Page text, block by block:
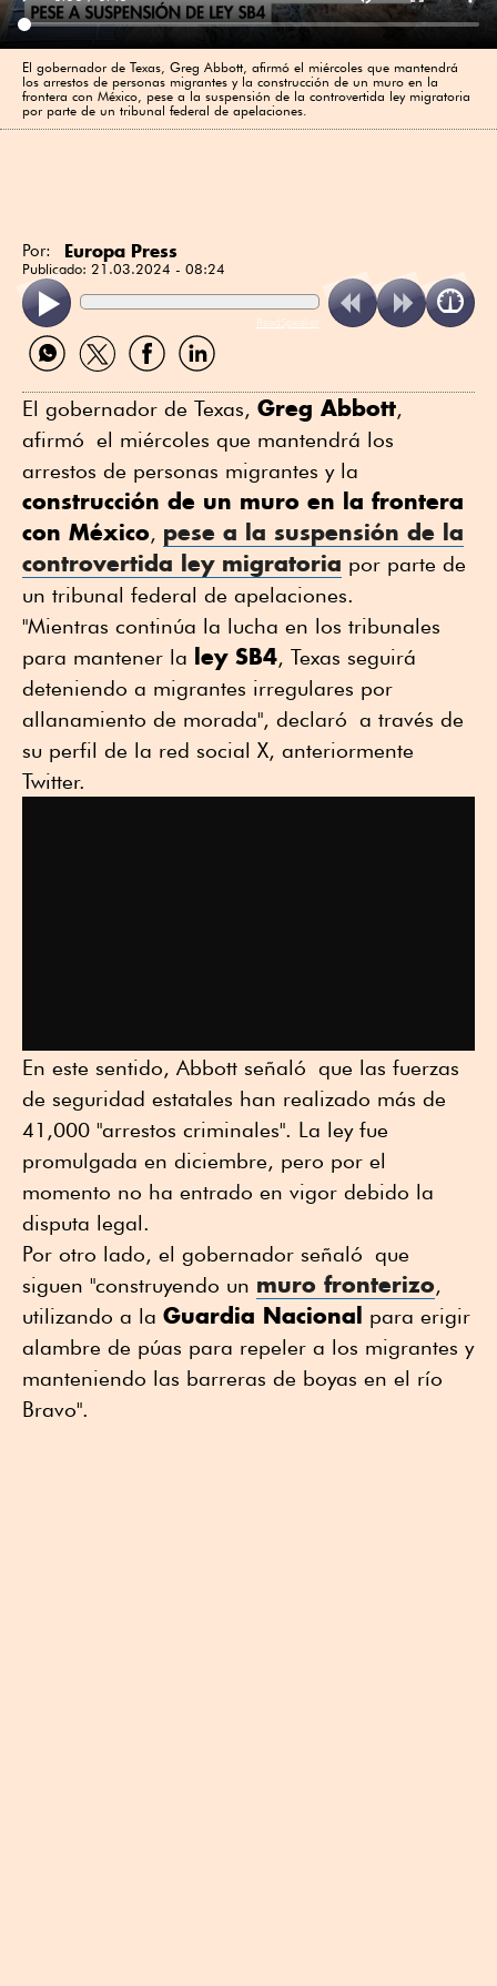
El gobernador de Texas, Greg Abbott, afirmó el miércoles que mantendrá
los arrestos de personas migrantes y la construcción de un muro en la
frontera con México, pese a la suspensión de la controvertida ley migratoria
por parte de un tribunal federal de apelaciones.
Por: Europa Press
Publicado: 21.03.2024 - 08:24
ReadSpeaker
Compartir
por
Compartir
por
Compartir
por
Compartir
por
El gobernador de Texas, Greg Abbott,
afirmó el miércoles que mantendrá los
arrestos de personas migrantes y la
construcción de un muro en la frontera
con México, pese a la suspensión de la
controvertida ley migratoria por parte de
un tribunal federal de apelaciones.
"Mientras continúa la lucha en los tribunales
para mantener la ley SB4, Texas seguirá
deteniendo a migrantes irregulares por
allanamiento de morada", declaró a través de
su perfil de la red social X, anteriormente
Twitter.
En este sentido, Abbott señaló que las fuerzas
de seguridad estatales han realizado más de
41,000 "arrestos criminales". La ley fue
promulgada en diciembre, pero por el
momento no ha entrado en vigor debido la
disputa legal.
Por otro lado, el gobernador señaló que
siguen "construyendo un muro fronterizo,
utilizando a la Guardia Nacional para erigir
alambre de púas para repeler a los migrantes y
manteniendo las barreras de boyas en el río
Bravo".